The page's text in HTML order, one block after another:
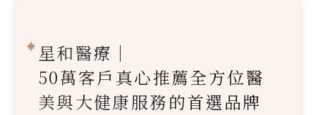
星和醫療｜
50萬客戶真心推薦全方位醫
美與大健康服務的首選品牌